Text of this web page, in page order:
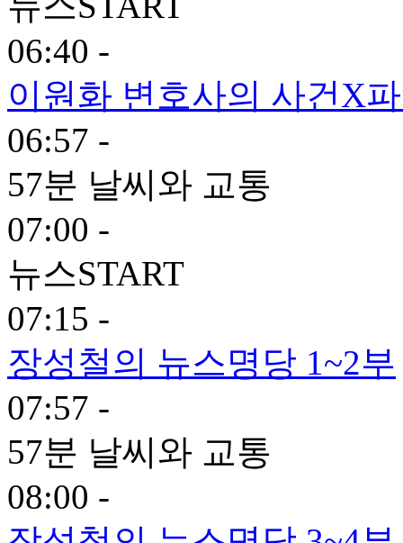
06:40 -
이원화 변호사의 사건X
06:57 -
57분 날씨와 교통
07:00 -
뉴스START
07:15 -
장성철의 뉴스명당 1~2부
07:57 -
57분 날씨와 교통
08:00 -